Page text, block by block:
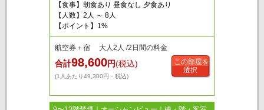
【食事】朝食あり 昼食なし 夕食あり
【人数】2人 ～ 8人
【ポイント】1%
航空券＋宿 大人2人 /2日間の料金
合計98,600円(税込)
(1人あたり49,300円・税込)
この部屋を
選択